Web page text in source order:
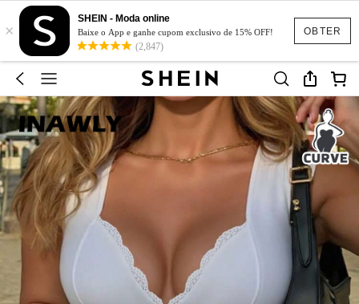
OBTER
×
SHEIN - Moda online
Baixe o App e ganhe cupom exclusivo de 15% OFF!
(2,847)